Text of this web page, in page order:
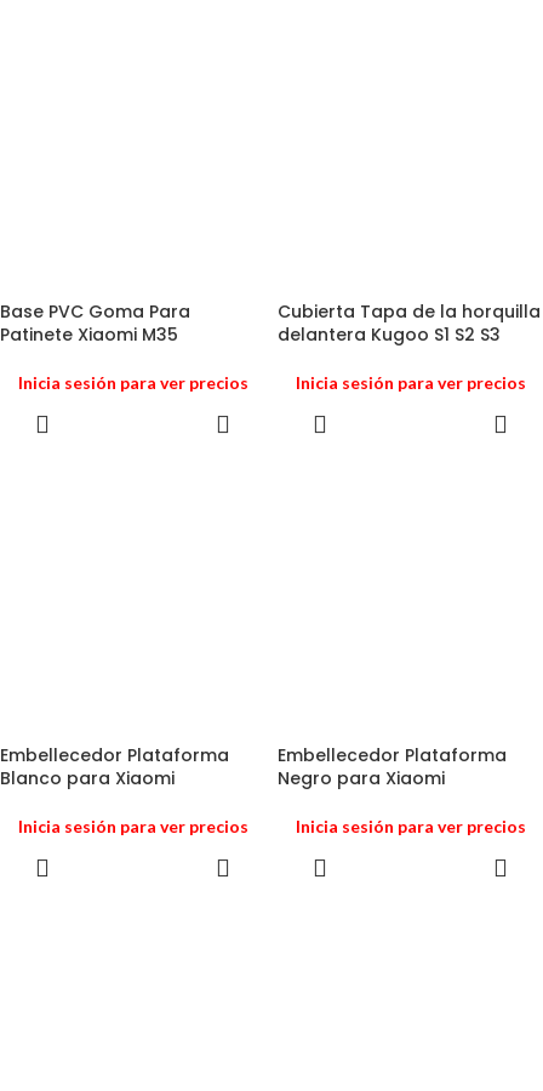
Base PVC Goma Para
Patinete Xiaomi M35
Inicia sesión para ver precios
Cubierta Tapa de la horquilla
delantera Kugoo S1 S2 S3
Inicia sesión para ver precios
Embellecedor Plataforma
Blanco para Xiaomi
Inicia sesión para ver precios
Embellecedor Plataforma
Negro para Xiaomi
Inicia sesión para ver precios